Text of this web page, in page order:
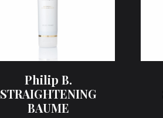
Philip B.
STRAIGHTENING
BAUME